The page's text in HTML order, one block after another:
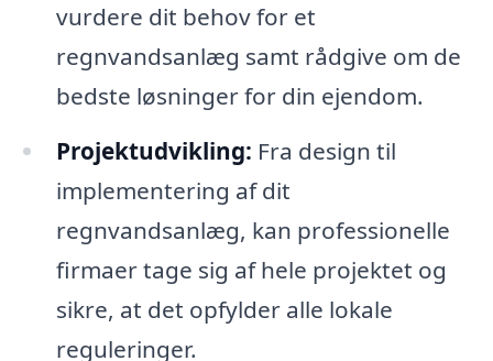
vurdere dit behov for et
regnvandsanlæg samt rådgive om de
bedste løsninger for din ejendom.
Projektudvikling: Fra design til
implementering af dit
regnvandsanlæg, kan professionelle
firmaer tage sig af hele projektet og
sikre, at det opfylder alle lokale
reguleringer.